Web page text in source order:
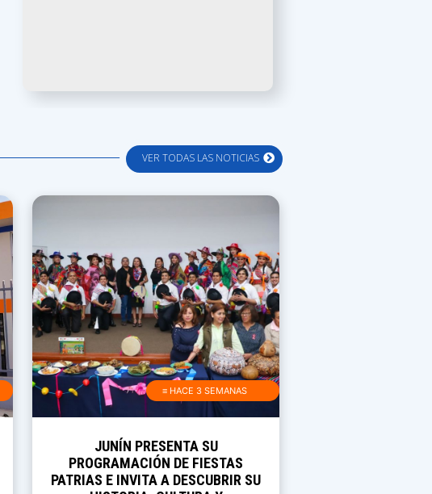
VER TODAS LAS NOTICIAS
≡ HACE 3 SEMANAS
JUNÍN PRESENTA SU
PROGRAMACIÓN DE FIESTAS
PATRIAS E INVITA A DESCUBRIR SU